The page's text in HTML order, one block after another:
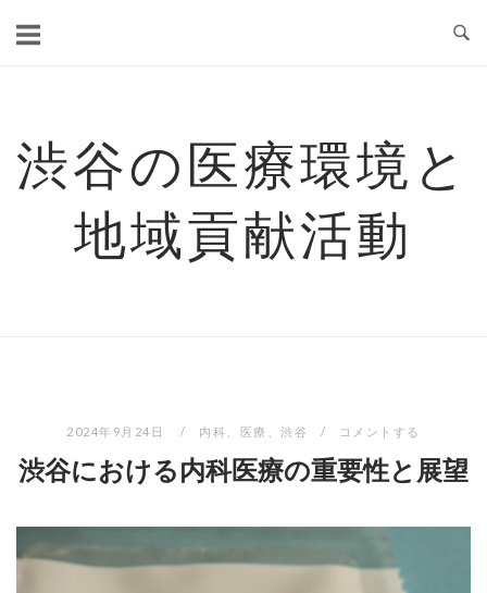
渋谷の医療環境と
地域貢献活動
2024年9月24日 内科 医療 、渋谷 コメントする
渋谷における内科医療の重要性と展望